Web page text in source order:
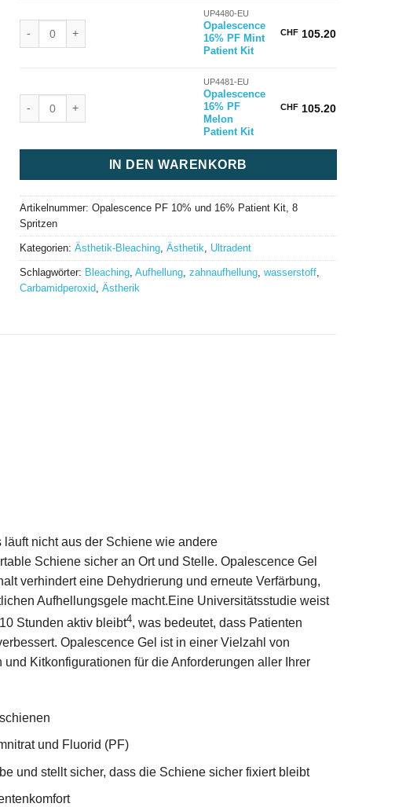
Opalescence 16% PF Mint Patient Kit Menge
UP4480-EU
Opalescence
16% PF Mint
Patient Kit
CHF105.20
Opalescence 16% PF Melon Patient Kit Menge
UP4481-EU
Opalescence
16% PF
Melon
Patient Kit
CHF105.20
IN DEN WARENKORB
Artikelnummer: Opalescence PF 10% und 16% Patient Kit, 8
Spritzen
Kategorien: Ästhetik-Bleaching, Ästhetik, Ultradent
Schlagwörter: Bleaching, Aufhellung, zahnaufhellung, wasserstoff,
Carbamidperoxid, Ästherik
nicht aus der Schiene wie andere
Schiene sicher an Ort und Stelle. Opalescence Gel
verhindert eine Dehydrierung und erneute Verfärbung,
Aufhellungsgele macht.Eine Universitätsstudie weist
Stunden aktiv bleibt4, was bedeutet, dass Patienten
Opalescence Gel ist in einer Vielzahl von
Kitkonfigurationen für die Anforderungen aller Ihrer
und Fluorid (PF)
und stellt sicher, dass die Schiene sicher fixiert bleibt